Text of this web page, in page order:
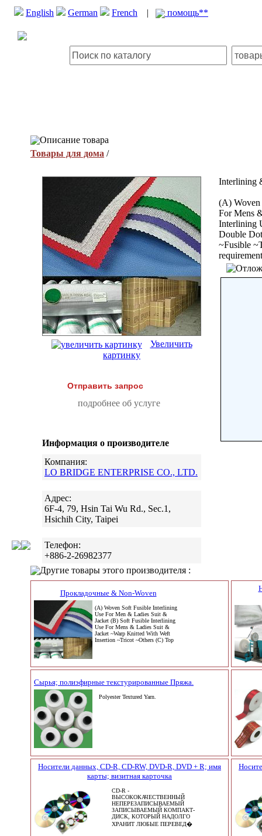
English German French | помощь**
Описание товара
Товары для дома /
Увеличить
картинку
Отправить запрос
подробнее об услуге
Информация о производителе
Компания:
LO BRIDGE ENTERPRISE CO., LTD.
Адрес:
6F-4, 79, Hsin Tai Wu Rd., Sec.1,
Hsichih City, Taipei
Телефон:
+886-2-26982377
Interlining
(A) Woven
For Mens
Interlining
Double
~Fusible
Другие товары этого производителя :
Прокладочные & Non-Woven
(A) Woven Soft Fusible Interlining
Use For Men & Ladies Suit &
Jacket (B) Soft Fusible Interlining
Use For Mens & Ladies Suit &
Jacket ~Warp Knitted With Weft
Insertion ~Tricot ~Others (C) Top
Сырья; полиэфирные текстурированные Пряжа.
Polyester Textured Yarn.
Носители данных, CD-R, CD-RW, DVD-R, DVD + R; имя
карты; визитная карточка
CD-R -
ВЫСОКОКАЧЕСТВЕННЫЙ
НЕПЕРЕЗАПИСЫВАЕМЫЙ
ЗАПИСЫВАЕМЫЙ КОМПАКТ-
ДИСК, КОТОРЫЙ НАДОЛГО
ХРАНИТ ЛЮБЫЕ ПЕРЕВЕД�